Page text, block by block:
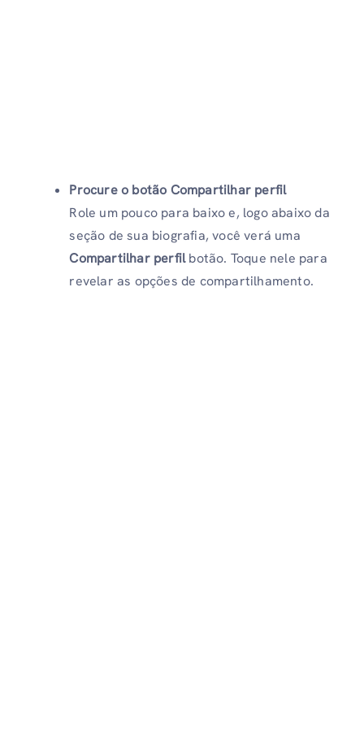
Procure o botão Compartilhar perfil
Role um pouco para baixo e, logo abaixo da
seção de sua biografia, você verá uma
Compartilhar perfilbotão. Toque nele para
revelar as opções de compartilhamento.